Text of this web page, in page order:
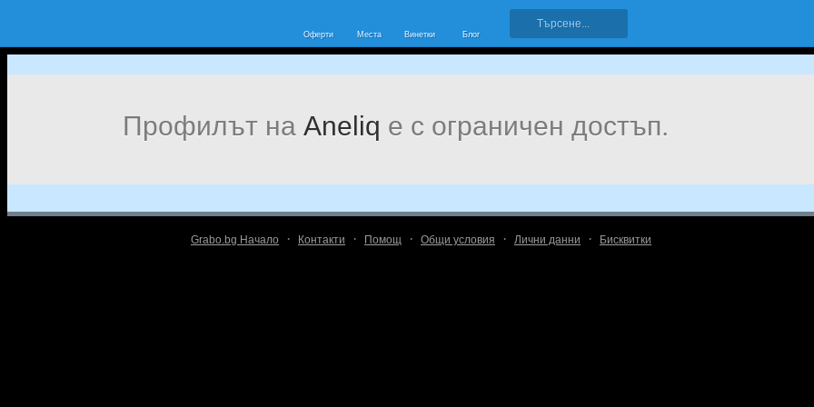
Оферти Места Винетки Блог
Профилът на Aneliq е с ограничен достъп.
Grabo.bg Начало · Контакти · Помощ · Общи условия · Лични данни · Бисквитки